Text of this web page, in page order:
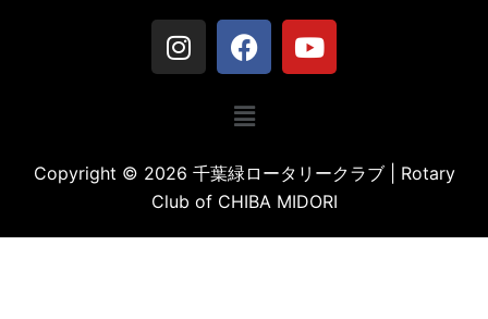
Copyright © 2026 千葉緑ロータリークラブ | Rotary
Club of CHIBA MIDORI